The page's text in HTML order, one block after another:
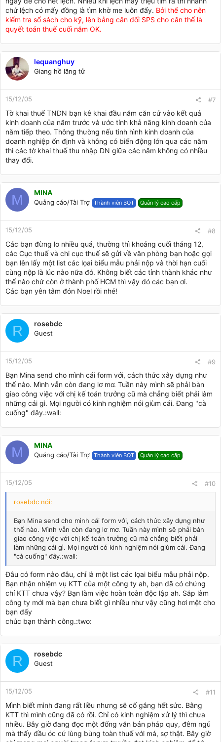
chứ lệch có mấy đồng là tìm khờ me luôn đấy. Bởi thế cho nên
kiểm tra sổ sách cho kỹ, lên bảng cân đối SPS cho cân thế là
quyết toán thuế cuối năm OK.
lequanghuy
Giang hồ lãng tử
15/12/05 #7
Tờ khai thuế TNDN bạn kê khai đầu năm căn cứ vào kết quả
kinh doanh của năm trước và ước tính khả năng kinh doanh của
năm tiếp theo. Thông thường nếu tình hình kinh doanh của
doanh nghiệp ổn định và không có biến động lớn qua các năm
thì các tờ khai thuế thu nhập DN giữa các năm không có nhiều
thay đổi.
M MINA
Quảng cáo/Tài Trợ Thành viên BQT Quản lý cao cấp
15/12/05 #8
Các bạn đừng lo nhiều quá, thường thì khoảng cuối tháng 12,
các Cục thuế và chi cục thuế sẽ gửi về văn phòng bạn hoặc gọi
bạn lên lấy một list các lọai biểu mẫu phải nộp và thời hạn cuối
cùng nộp là lúc nào nữa đó. Không biết các tỉnh thành khác như
thế nào chứ còn ở thành phố HCM thì vậy đó các bạn ơi.
Các bạn yên tâm đón Noel rồi nhé!
R rosebdc
Guest
15/12/05 #9
Bạn Mina send cho mình cái form với, cách thức xây dựng như
thế nào. Mình vẫn còn đang lơ mơ. Tuần này mình sẽ phải bàn
giao công việc với chị kế toán trưởng cũ mà chẳng biết phải làm
những cái gì. Mọi người có kinh nghiệm nói giùm cái. Đang "cà
cuống" đây.:wall:
M MINA
Quảng cáo/Tài Trợ Thành viên BQT Quản lý cao cấp
15/12/05 #10
rosebdc nói:
Bạn Mina send cho mình cái form với, cách thức xây dựng như
thế nào. Mình vẫn còn đang lơ mơ. Tuần này mình sẽ phải bàn
giao công việc với chị kế toán trưởng cũ mà chẳng biết phải
làm những cái gì. Mọi người có kinh nghiệm nói giùm cái. Đang
"cà cuống" đây.:wall:
Đâu có form nào đâu, chỉ là một list các lọai biểu mẫu phải nộp.
Bạn nhận nhiệm vụ KTT của một công ty ah, bạn đã có chứng
chỉ KTT chưa vậy? Bạn làm việc hoàn toàn độc lập ah. Sắp làm
công ty mới mà bạn chưa biết gì nhiều như vậy cũng hơi mệt cho
bạn đấy
chúc bạn thành công.:two:
R rosebdc
Guest
15/12/05 #11
Mình biết mình đang rất liều nhưng sẽ cố gắng hết sức. Bằng
KTT thì mình cũng đã có rồi. Chỉ có kinh nghiệm xử lý thì chưa
nhiều. Bây giờ đang đọc một đống văn bản pháp quy, đêm ngủ
mà thấy đầu óc cứ lùng bùng toàn thuế với má, sợ thật. Bây giờ